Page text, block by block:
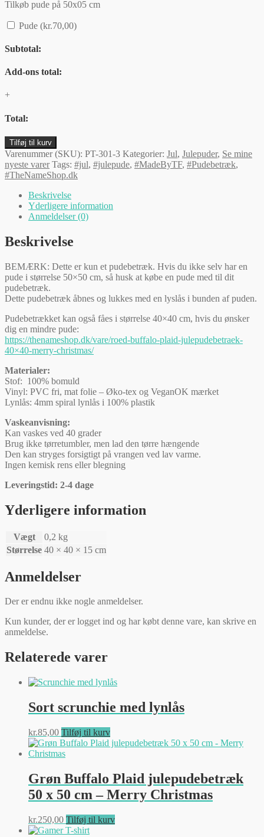
Tilkøb pude på 50x05 cm
Pude (kr.70,00)
Subtotal:
Add-ons total:
+
Total:
Rød
Buffalo
Plaid
julepudebetræk
Merry
Christmas
Tilføj til kurv
Varenummer (SKU): PT-301-3 Kategorier: Jul, Julepuder, Se mine
nyeste varer Tags: #jul, #julepude, #MadeByTF, #Pudebetræk,
#TheNameShop.dk
Beskrivelse
Yderligere information
Anmeldelser (0)
Beskrivelse
BEMÆRK: Dette er kun et pudebetræk. Hvis du ikke selv har en
pude i størrelse 50×50 cm, så husk at købe en pude med til dit
pudebetræk.
Dette pudebetræk åbnes og lukkes med en lyslås i bunden af puden.
Pudebetrækket kan også fåes i størrelse 40×40 cm, hvis du ønsker
dig en mindre pude:
https://thenameshop.dk/vare/roed-buffalo-plaid-julepudebetraek-
40×40-merry-christmas/
Materialer:
Stof: 100% bomuld
Vinyl: PVC fri, mat folie – Øko-tex og VeganOK mærket
Lynlås: 4mm spiral lynlås i 100% plastik
Vaskeanvisning:
Kan vaskes ved 40 grader
Brug ikke tørretumbler, men lad den tørre hængende
Den kan stryges forsigtigt på vrangen ved lav varme.
Ingen kemisk rens eller blegning
Leveringstid: 2-4 dage
Yderligere information
Vægt
0,2 kg
Størrelse 40 × 40 × 15 cm
Anmeldelser
Der er endnu ikke nogle anmeldelser.
Kun kunder, der er logget ind og har købt denne vare, kan skrive en
anmeldelse.
Relaterede varer
Sort scrunchie med lynlås
kr.85,00 Tilføj til kurv
Grøn Buffalo Plaid julepudebetræk
50 x 50 cm – Merry Christmas
kr.250,00 Tilføj til kurv